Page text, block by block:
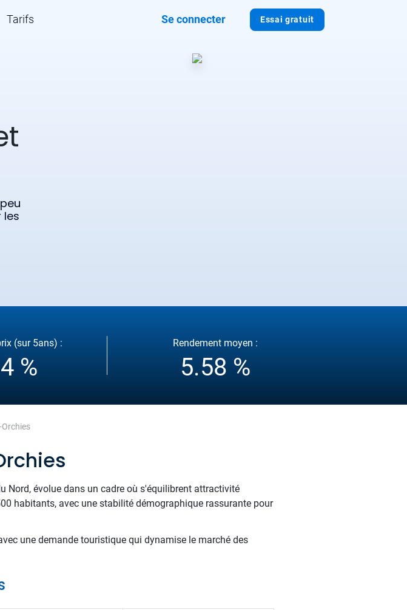
Essai gratuit
Tarifs Se connecter
les
(sur 5ans) :
%
Rendement moyen :
5.58 %
Nord, évolue dans un cadre où s'équilibrent attractivité
habitants, avec une stabilité démographique rassurante pour
une demande touristique qui dynamise le marché des